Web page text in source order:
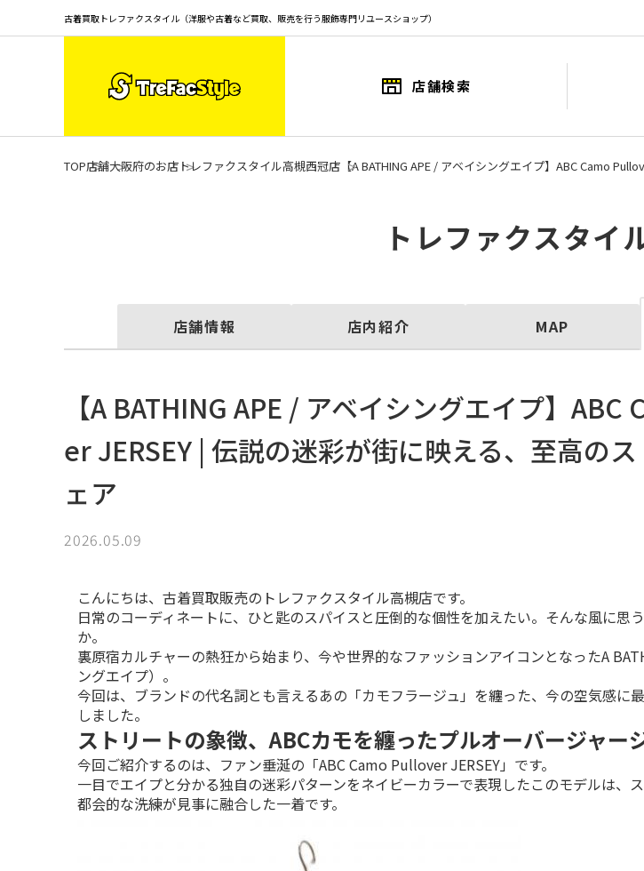
古着買取トレファクスタイル（洋服や古着など買取、販売を行う服飾専門リユースショップ）
店舗検索
TOP店舗大阪府のお店 トレファクスタイル高槻西冠店 【A BATHING APE / アベイシングエイプ】ABC Camo
トレファクスタイ
店舗情報 店内紹介 MAP
【A BATHING APE / アベイシングエイプ】
er JERSEY | 伝説の迷彩が街に映える、至高の
ェア
2026.05.09
こんにちは、古着買取販売のトレファクスタイル高槻店です。
日常のコーディネートに、ひと匙のスパイスと圧倒的な個性を加えたい。そんな風に思
か。
裏原宿カルチャーの熱狂から始まり、今や世界的なファッションアイコンとなったA
ングエイプ）。
今回は、ブランドの代名詞とも言えるあの「カモフラージュ」を纏った、今の空気感に
しました。
ストリートの象徴、ABCカモを纏ったプルオーバージャー
今回ご紹介するのは、ファン垂涎の「ABC Camo Pullover JERSEY」です。
一目でエイプと分かる独自の迷彩パターンをネイビーカラーで表現したこのモデルは、
都会的な洗練が見事に融合した一着です。